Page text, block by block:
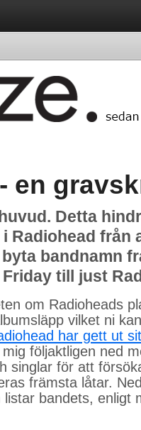
en
Detta
Radiohead från
bandnamn
till just
om Radioheads
vilket ni
har gett ut
följaktligen ned
singlar för att
främsta låtar.
bandets, enligt